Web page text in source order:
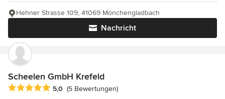
Nachricht
Hehner Strasse 109, 41069 Mönchengladbach
Scheelen GmbH Krefeld
Durchschnittliche Bewertung: 5 von 5 Sternen
5,0 (5 Bewertungen)